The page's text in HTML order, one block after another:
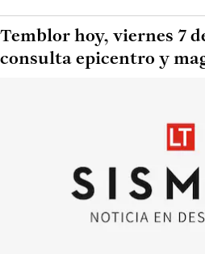
Temblor hoy, viernes 7
consulta epicentro y